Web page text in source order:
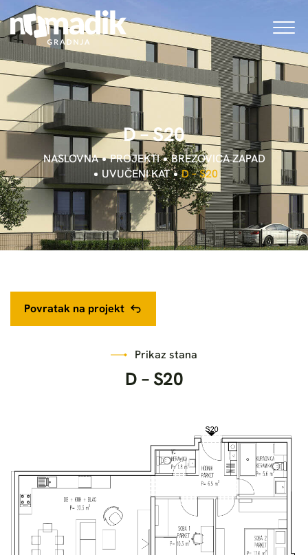
D–S20
NASLOVNA PROJEKTI
BREZOVICA ZAPAD
UVUČENI KAT
D – S20
Povratak na projekt
Prikaz stana
D –S20